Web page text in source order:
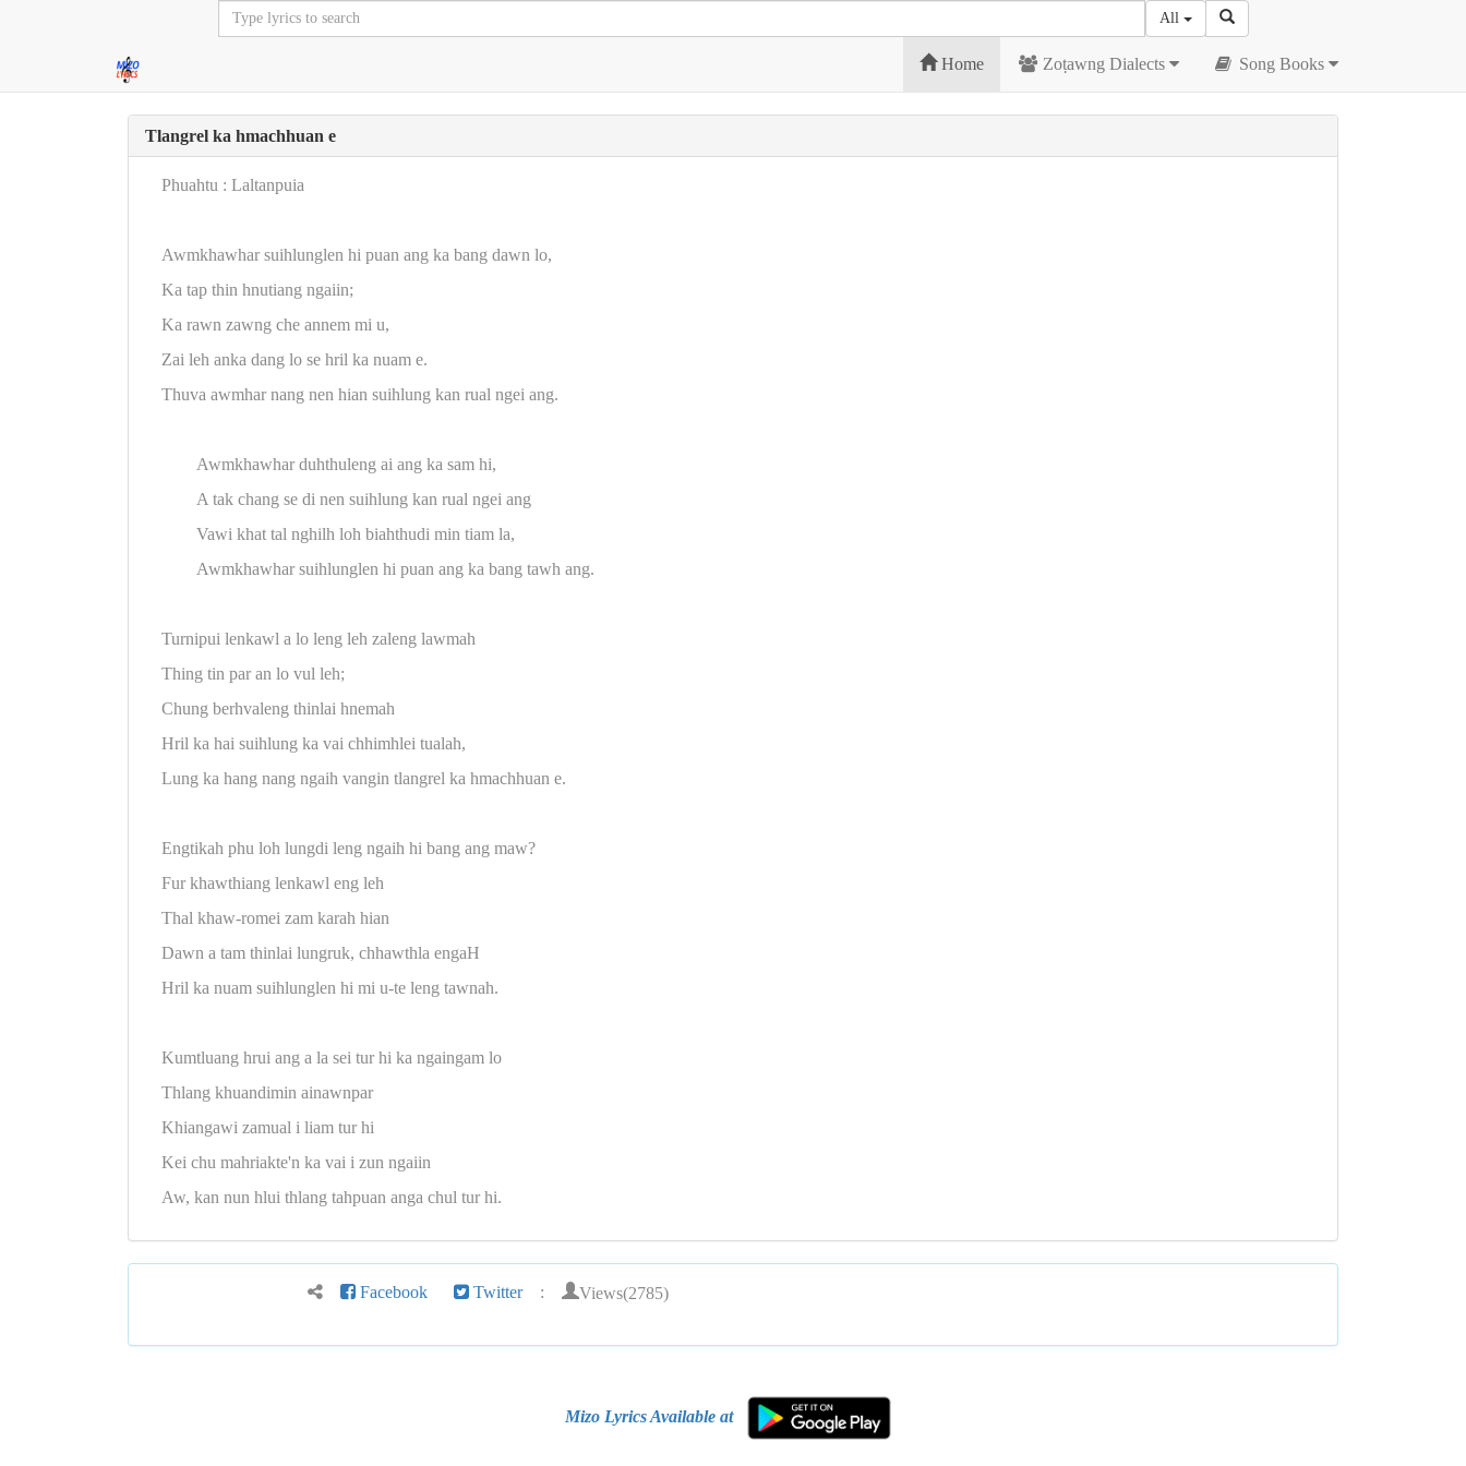
All
Home Zoṭawng Dialects Song Books
Tlangrel ka hmachhuan e
Phuahtu : Laltanpuia
Awmkhawhar suihlunglen hi puan ang ka bang dawn lo,
Ka tap thin hnutiang ngaiin;
Ka rawn zawng che annem mi u,
Zai leh anka dang lo se hril ka nuam e.
Thuva awmhar nang nen hian suihlung kan rual ngei ang.
Awmkhawhar duhthuleng ai ang ka sam hi,
A tak chang se di nen suihlung kan rual ngei ang
Vawi khat tal nghilh loh biahthudi min tiam la,
Awmkhawhar suihlunglen hi puan ang ka bang tawh ang.
Turnipui lenkawl a lo leng leh zaleng lawmah
Thing tin par an lo vul leh;
Chung berhvaleng thinlai hnemah
Hril ka hai suihlung ka vai chhimhlei tualah,
Lung ka hang nang ngaih vangin tlangrel ka hmachhuan e.
Engtikah phu loh lungdi leng ngaih hi bang ang maw?
Fur khawthiang lenkawl eng leh
Thal khaw-romei zam karah hian
Dawn a tam thinlai lungruk, chhawthla engaH
Hril ka nuam suihlunglen hi mi u-te leng tawnah.
Kumtluang hrui ang a la sei tur hi ka ngaingam lo
Thlang khuandimin ainawnpar
Khiangawi zamual i liam tur hi
Kei chu mahriakte'n ka vai i zun ngaiin
Aw, kan nun hlui thlang tahpuan anga chul tur hi.
Facebook Twitter : Views(2785)
Mizo Lyrics Available at